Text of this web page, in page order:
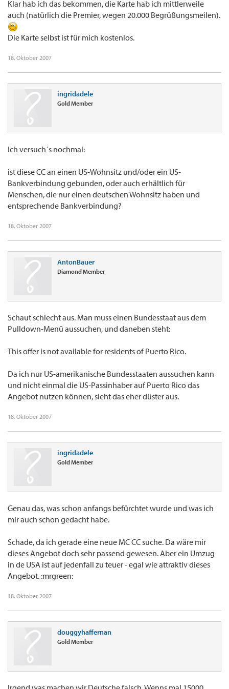
Director of Marketing and Customer Relations, N. America
Klar hab ich das bekommen, die Karte hab ich mittlerweile
auch (natürlich die Premier, wegen 20.000 Begrüßungsmeilen).
Die Karte selbst ist für mich kostenlos.
18. Oktober 2007
ingridadele
Gold Member
Ich versuch´s nochmal:
ist diese CC an einen US-Wohnsitz und/oder ein US-
Bankverbindung gebunden, oder auch erhältlich für
Menschen, die nur einen deutschen Wohnsitz haben und
entsprechende Bankverbindung?
18. Oktober 2007
AntonBauer
Diamond Member
Schaut schlecht aus. Man muss einen Bundesstaat aus dem
Pulldown-Menü aussuchen, und daneben steht:
This offer is not available for residents of Puerto Rico.
Da ich nur US-amerikanische Bundesstaaten aussuchen kann
und nicht einmal die US-Passinhaber auf Puerto Rico das
Angebot nutzen können, sieht das eher düster aus.
18. Oktober 2007
ingridadele
Gold Member
Genau das, was schon anfangs befürchtet wurde und was ich
mir auch schon gedacht habe.
Schade, da ich gerade eine neue MC CC suche. Da wäre mir
dieses Angebot doch sehr passend gewesen. Aber ein Umzug
in de USA ist auf jedenfall zu teuer - egal wie attraktiv dieses
Angebot. :mrgreen:
18. Oktober 2007
douggyhaffernan
Gold Member